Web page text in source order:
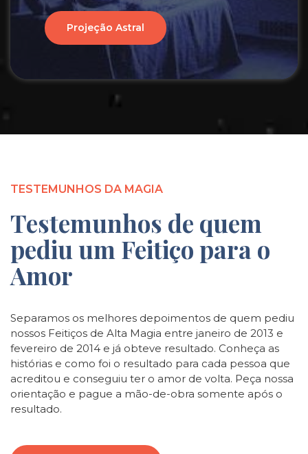
Projeção Astral
TESTEMUNHOS DA MAGIA
Testemunhos de quem
pediu um Feitiço para o
Amor
Separamos os melhores depoimentos de quem pediu
nossos Feitiços de Alta Magia entre janeiro de 2013 e
fevereiro de 2014 e já obteve resultado. Conheça as
histórias e como foi o resultado para cada pessoa que
acreditou e conseguiu ter o amor de volta. Peça nossa
orientação e pague a mão-de-obra somente após o
resultado.